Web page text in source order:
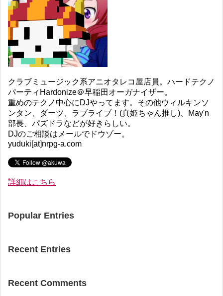
クラブミュージック系アニオタレコ屋店員。ハードテクノ
パーティHardonize＠早稲田オーガナイザー。
重めのテクノ中心にDJやってます。その他ウィルキンソ
ンタン、ダーツ、ラブライブ！(真姫ちゃん推し)、May'n
部長、パズドラなどが好きらしい。
DJのご相談はメールでドウゾー。
yuduki[at]nrpg-a.com
詳細はこちら
Popular Entries
Recent Entries
Recent Comments